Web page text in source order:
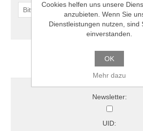
Optionen
Newsletter:
UID:
Cookies helfen uns unsere
anzubieten. Wenn Sie
Dienstleistungen nutzen, sind
einverstanden.
OK
Mehr dazu